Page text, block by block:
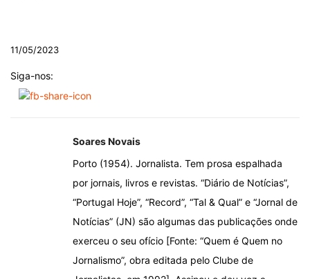
11/05/2023
Siga-nos:
Soares Novais
Porto (1954). Jornalista. Tem prosa espalhada
por jornais, livros e revistas. “Diário de Notícias”,
“Portugal Hoje”, “Record”, “Tal & Qual” e “Jornal de
Notícias” (JN) são algumas das publicações onde
exerceu o seu ofício [Fonte: “Quem é Quem no
Jornalismo”, obra editada pelo Clube de